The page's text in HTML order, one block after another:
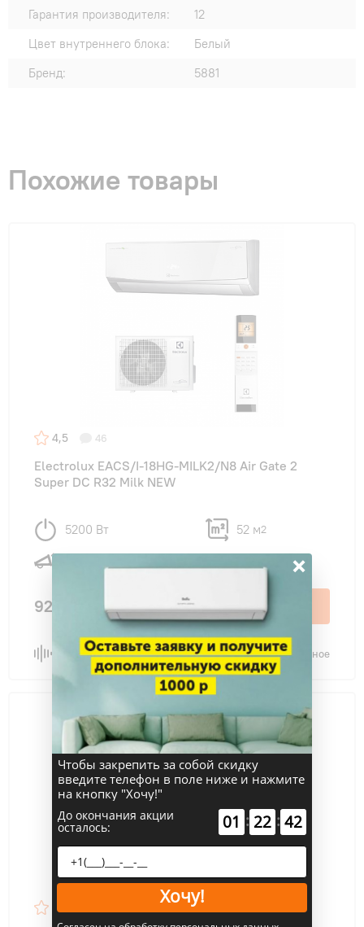
Гарантия производителя:
12
Цвет внутреннего блока:
Белый
Бренд:
5881
Похожие товары
4,5 46
Electrolux EACS/I-18HG-MILK2/N8 Air Gate 2
Super DC R32 Milk NEW
5200 Вт 52 м2
92 990 ₽ В корзину
Сравнить В избранное
4.8
×
Чтобы закрепить за собой скидку
введите телефон в поле ниже и нажмите
на кнопку "Хочу!"
До окончания акции
осталось: 01 : 22 : 41
Хочу!